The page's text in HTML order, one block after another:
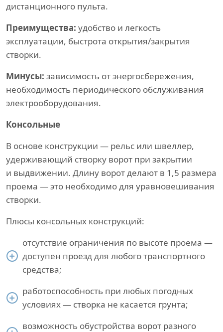
дистанционного пульта.
Преимущества: удобство и легкость
эксплуатации, быстрота открытия/закрытия
створки.
Минусы: зависимость от энергосбережения,
необходимость периодического обслуживания
электрооборудования.
Консольные
В основе конструкции — рельс или швеллер,
удерживающий створку ворот при закрытии
и выдвижении. Длину ворот делают в 1,5 размера
проема — это необходимо для уравновешивания
створки.
Плюсы консольных конструкций:
отсутствие ограничения по высоте проема —
доступен проезд для любого транспортного
средства;
работоспособность при любых погодных
условиях — створка не касается грунта;
возможность обустройства ворот разного